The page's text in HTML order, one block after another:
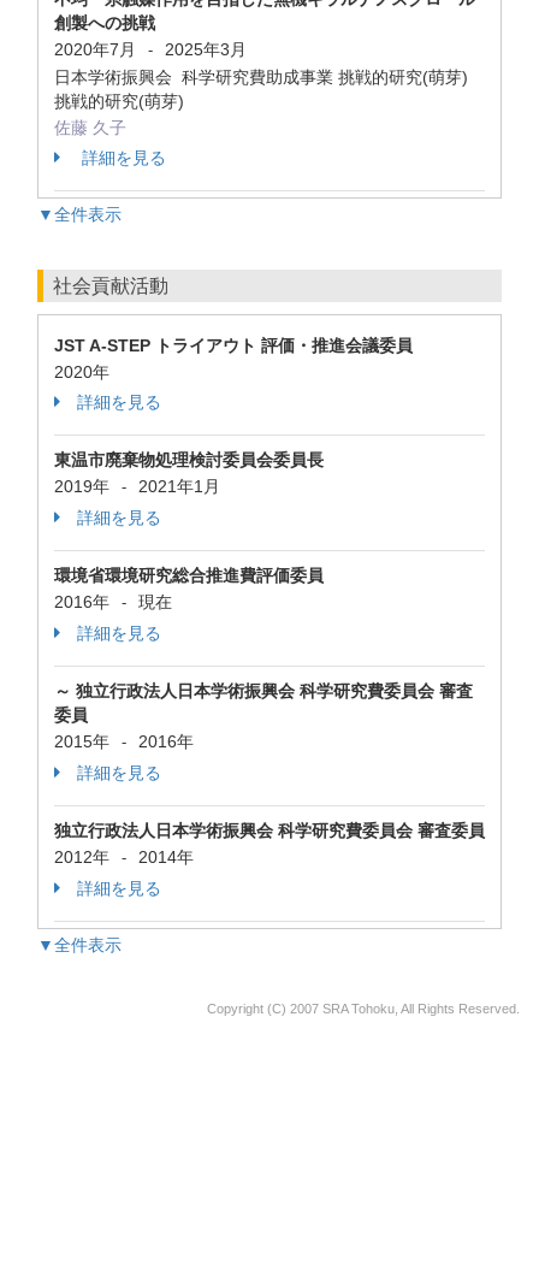
創製への挑戦
2020年7月
-
2025年3月
日本学術振興会 科学研究費助成事業 挑戦的研究(萌芽)
挑戦的研究(萌芽)
佐藤 久子
詳細を見る
▼全件表示
社会貢献活動
JST A-STEP トライアウト 評価・推進会議委員
2020年
詳細を見る
東温市廃棄物処理検討委員会委員長
2019年
-
2021年1月
詳細を見る
環境省環境研究総合推進費評価委員
2016年
-
現在
詳細を見る
～ 独立行政法人日本学術振興会 科学研究費委員会 審査
委員
2015年
-
2016年
詳細を見る
独立行政法人日本学術振興会 科学研究費委員会 審査委員
2012年
-
2014年
詳細を見る
▼全件表示
Copyright (C) 2007 SRA Tohoku, All Rights Reserved.